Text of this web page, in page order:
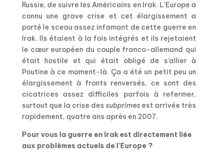
Russie, de suivre les Américains en Irak. L’Europe a
connu une grave crise et cet élargissement a
porté le sceau assez infamant de cette guerre en
Irak. Ils étaient à la fois intégrés et ils rejetaient
le cœur européen du couple franco-allemand qui
était hostile et qui était obligé de s’allier à
Poutine à ce moment-là. Ça a été un petit peu un
élargissement à fronts renversés, ce sont des
cicatrices assez difficiles parfois à refermer,
surtout que la crise dessubprimes est arrivée très
rapidement, quatre ans après en 2007.
Pour vous la guerre en Irak est directement liée
aux problèmes actuels de l’Europe ?